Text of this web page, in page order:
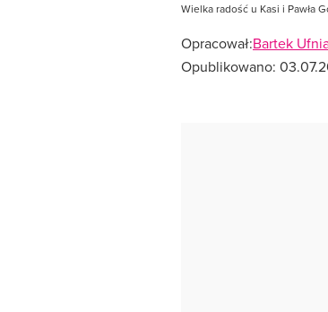
Wielka radość u Kasi i Pawła
Opracował:Bartek
Opublikowano: